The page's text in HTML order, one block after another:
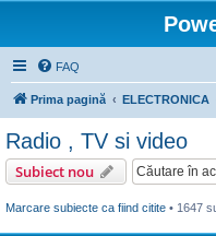
FAQ
Prima pagină ELECTRONICA
Radio , TV si video
Subiect nou
Marcare subiecte ca fiind citite • 1647